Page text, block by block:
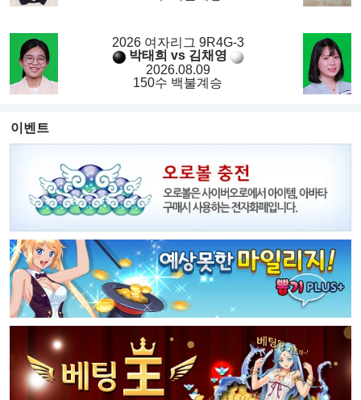
2026 여자리그 9R4G-3
박태희 vs 김채영
2026.08.09
150수 백불계승
이벤트